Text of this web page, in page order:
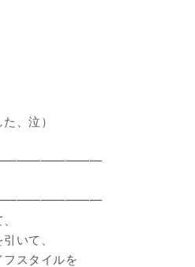
、泣）
いて、
フスタイルを